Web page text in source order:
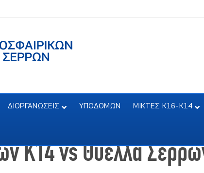
ΔΙΟΡΓΑΝΩΣΕΙΣ ΥΠΟΔΟΜΩΝ ΜΙΚΤΕΣ Κ16-Κ14
Κ14 vs Θύελλα